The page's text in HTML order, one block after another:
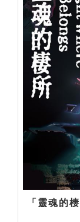
「靈魂的